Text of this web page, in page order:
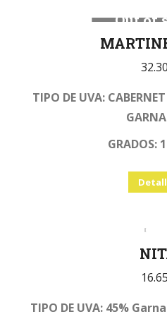
Out of
32.30
TIPO DE UVA:
GRADOS:
16.65
TIPO DE UVA: 45%